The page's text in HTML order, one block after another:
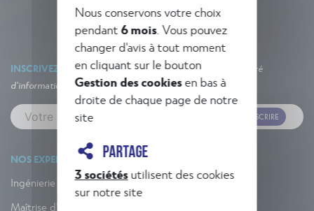
INSCRIVEZ-VOUS À NOTRE NEWSLETTER
Un concentré
d'informations et d'actualités !
M'INSCRIRE
NOS EXPERTISES
Ingénierie
Maîtrise d'œuvre
Nous conservons votre choix
pendant6 mois. Vous pouvez
changer d'avis à tout moment
en cliquant sur le bouton
Gestion des cookiesen bas à
droite de chaque page de notre
site
PARTAGE
3 sociétésutilisent des cookies
sur notre site